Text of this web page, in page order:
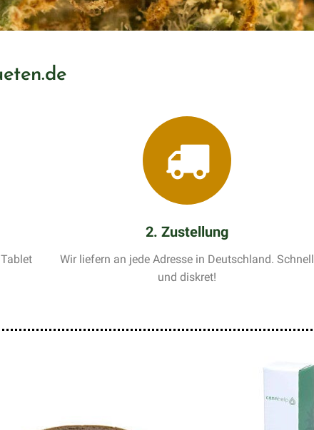
2. Zustellung
Wir liefern an jede Adresse in Deutschland. Schnell
und diskret!